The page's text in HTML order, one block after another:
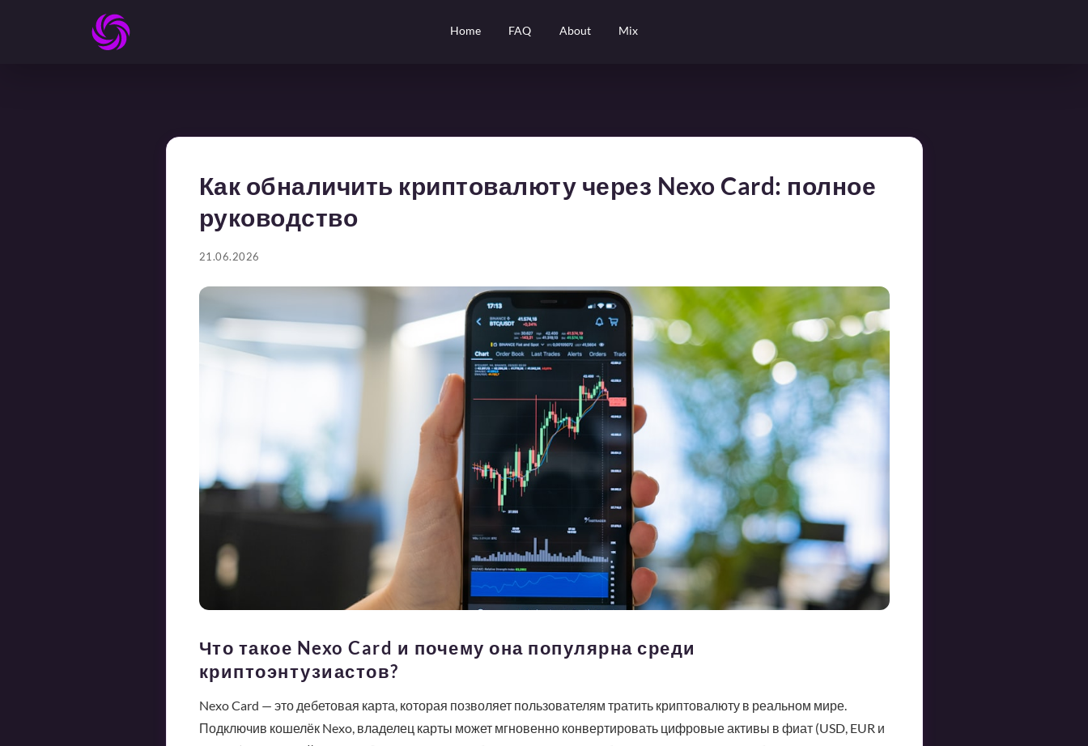
Home FAQ About Mix
Как обналичить криптовалюту через Nexo Card: полное
руководство
21.06.2026
Что такое Nexo Card и почему она популярна среди
криптоэнтузиастов?
Nexo Card — это дебетовая карта, которая позволяет пользователям тратить криптовалюту в реальном мире.
Подключив кошелёк Nexo, владелец карты может мгновенно конвертировать цифровые активы в фиат (USD, EUR и